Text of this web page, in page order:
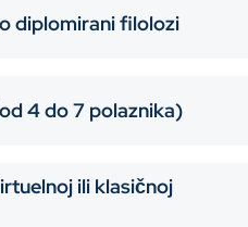
diplomirani filolozi
4 do 7 polaznika)
ili klasičnoj